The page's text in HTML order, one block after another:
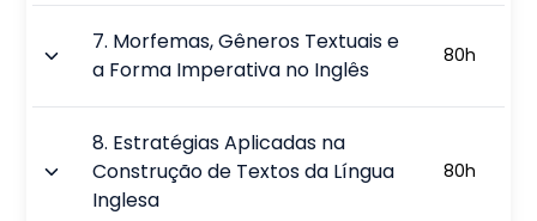
7. Morfemas, Gêneros Textuais e
a Forma Imperativa no Inglês
80h
8. Estratégias Aplicadas na
Construção de Textos da Língua
Inglesa
80h